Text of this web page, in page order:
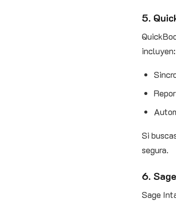
5.
incluyen:
Si
segura.
6.
Sage